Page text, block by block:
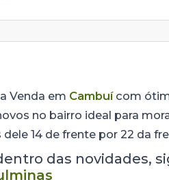
Venda em Cambuícom
no bairro ideal para
14 de frente por 22 da
das novidades,